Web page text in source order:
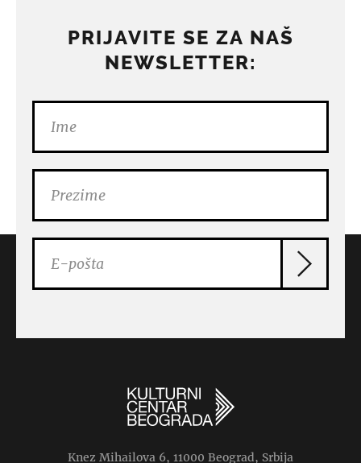
PRIJAVITE SE ZA NAŠ
NEWSLETTER:
Knez Mihailova 6, 11000 Beograd, Srbija